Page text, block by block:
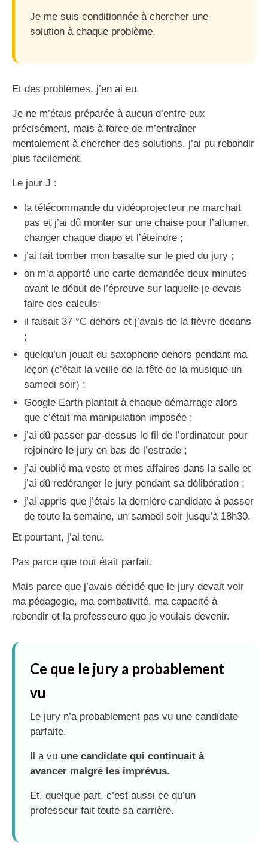
Je me suis conditionnée à chercher une
solution à chaque problème.
Et des problèmes, j’en ai eu.
Je ne m’étais préparée à aucun d’entre eux
précisément, mais à force de m’entraîner
mentalement à chercher des solutions, j’ai pu rebondir
plus facilement.
Le jour J :
la télécommande du vidéoprojecteur ne marchait
pas et j’ai dû monter sur une chaise pour l’allumer,
changer chaque diapo et l’éteindre ;
j’ai fait tomber mon basalte sur le pied du jury ;
on m’a apporté une carte demandée deux minutes
avant le début de l’épreuve sur laquelle je devais
faire des calculs;
il faisait 37 °C dehors et j’avais de la fièvre dedans
;
quelqu’un jouait du saxophone dehors pendant ma
leçon (c’était la veille de la fête de la musique un
samedi soir) ;
Google Earth plantait à chaque démarrage alors
que c’était ma manipulation imposée ;
j’ai dû passer par-dessus le fil de l’ordinateur pour
rejoindre le jury en bas de l’estrade ;
j’ai oublié ma veste et mes affaires dans la salle et
j’ai dû redéranger le jury pendant sa délibération ;
j’ai appris que j’étais la dernière candidate à passer
de toute la semaine, un samedi soir jusqu’à 18h30.
Et pourtant, j’ai tenu.
Pas parce que tout était parfait.
Mais parce que j’avais décidé que le jury devait voir
ma pédagogie, ma combativité, ma capacité à
rebondir et la professeure que je voulais devenir.
Ce que le jury a probablement
vu
Le jury n’a probablement pas vu une candidate
parfaite.
Il a vu une candidate qui continuait à
avancer malgré les imprévus.
Et, quelque part, c’est aussi ce qu’un
professeur fait toute sa carrière.